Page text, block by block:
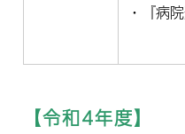
・『病
【令和4年度】